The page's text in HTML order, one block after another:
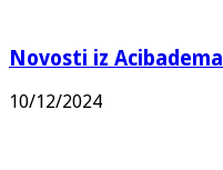
Novosti iz Acibadema
10/12/2024